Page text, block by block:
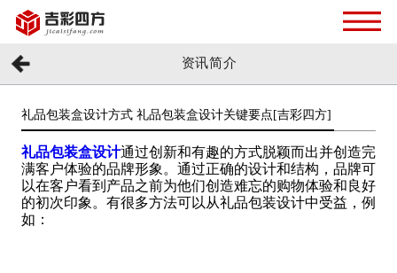
资讯简介
礼品包装盒设计方式 礼品包装盒设计关键要点[吉彩四方]
礼品包装盒设计通过创新和有趣的方式脱颖而出并创造完
满客户体验的品牌形象。通过正确的设计和结构，品牌可
以在客户看到产品之前为他们创造难忘的购物体验和良好
的初次印象。有很多方法可以从礼品包装设计中受益，例
如：